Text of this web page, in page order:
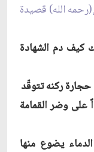
الله) قصيدة
كيف دم الشهادة
ركنه تتوقّد
وضر القمامة
يضوع منها